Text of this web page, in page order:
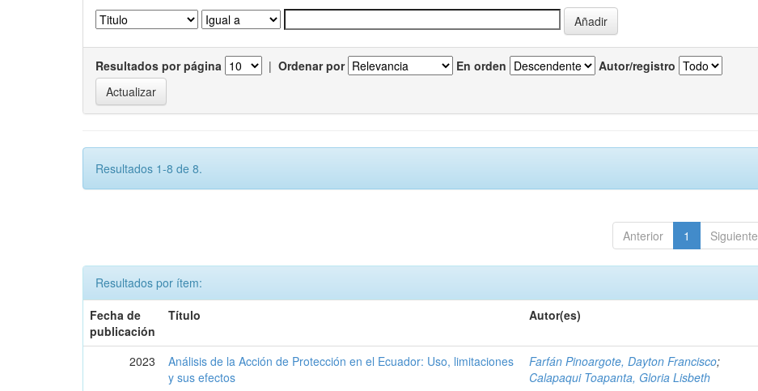
Resultados por página | Ordenar por En orden Autor/registro
Resultados 1-8 de 8.
Anterior 1 Siguiente
Resultados por ítem:
Fecha de
publicación
Título Autor(es)
2023
Análisis de la Acción de Protección en el Ecuador: Uso, limitaciones
y sus efectos
Farfán Pinoargote, Dayton Francisco;
Calapaqui Toapanta, Gloria Lisbeth